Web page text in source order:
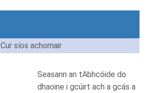
Cur síos achomair
Seasann an tAbhcóide do
dhaoine i gcúirt ach a gcás a